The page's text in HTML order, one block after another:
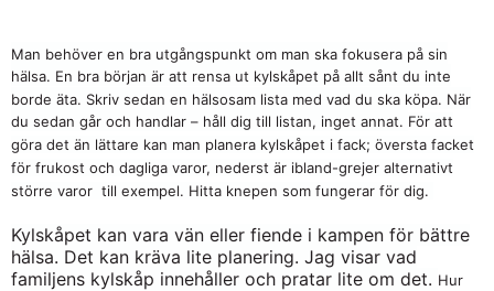
Man behöver en bra utgångspunkt om man ska fokusera på sin
hälsa. En bra början är att rensa ut kylskåpet på allt sånt du inte
borde äta. Skriv sedan en hälsosam lista med vad du ska köpa. När
du sedan går och handlar – håll dig till listan, inget annat. För att
göra det än lättare kan man planera kylskåpet i fack; översta facket
för frukost och dagliga varor, nederst är ibland-grejer alternativt
större varor till exempel. Hitta knepen som fungerar för dig.
Kylskåpet kan vara vän eller fiende i kampen för bättre
hälsa. Det kan kräva lite planering. Jag visar vad
familjens kylskåp innehåller och pratar lite om det. Hur